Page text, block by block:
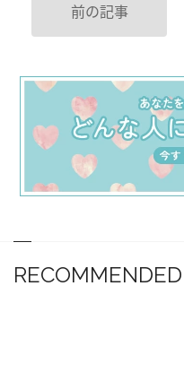
前の記事
RECOMMENDED